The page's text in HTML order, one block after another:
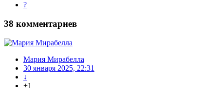
?
38 комментариев
Мария Мирабелла
30 января 2025, 22:31
↓
+1